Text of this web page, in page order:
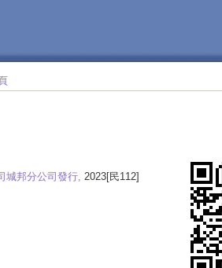
城邦分公司發行, 2023[民112]